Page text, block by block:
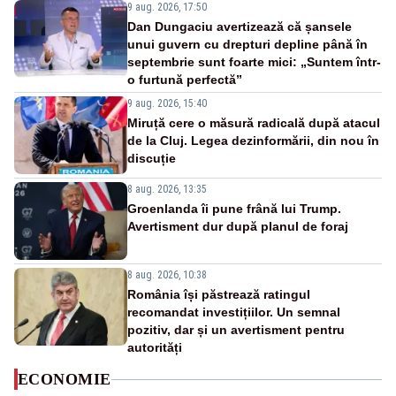
9 aug. 2026, 17:50
Dan Dungaciu avertizează că șansele
unui guvern cu drepturi depline până în
septembrie sunt foarte mici: „Suntem într-
o furtună perfectă”
9 aug. 2026, 15:40
Miruță cere o măsură radicală după atacul
de la Cluj. Legea dezinformării, din nou în
discuție
8 aug. 2026, 13:35
Groenlanda îi pune frână lui Trump.
Avertisment dur după planul de foraj
8 aug. 2026, 10:38
România își păstrează ratingul
recomandat investițiilor. Un semnal
pozitiv, dar și un avertisment pentru
autorități
ECONOMIE